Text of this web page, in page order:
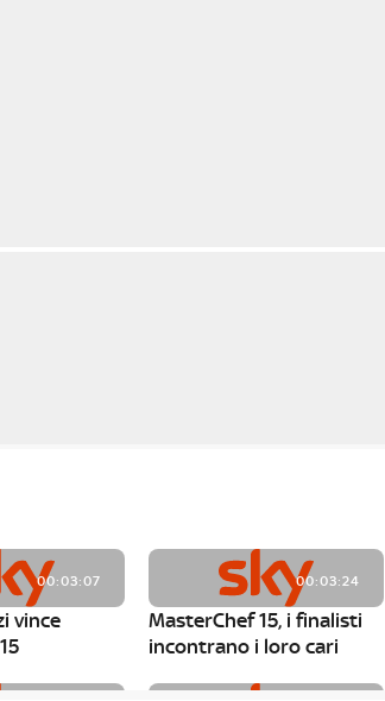
00:03:07
vince
00:03:24
MasterChef 15, i finalisti
incontrano i loro cari